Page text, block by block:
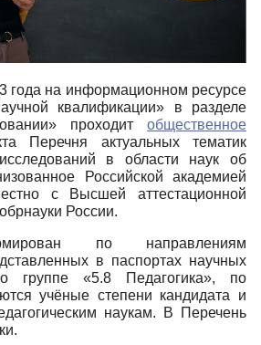
года на информационном ресурсе
квалификации» в разделе
проходит общественное
Перечня актуальных тематик
в области наук об
Российской академией
с Высшей аттестационной
России.
по направлениям
в паспортах научных
группе «5.8 Педагогика», по
учёные степени кандидата и
наукам. В Перечень